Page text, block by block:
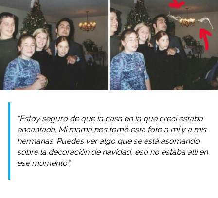
“Estoy seguro de que la casa en la que crecí estaba
encantada. Mi mamá nos tomó esta foto a mí y a mis
hermanas. Puedes ver algo que se está asomando
sobre la decoración de navidad, eso no estaba allí en
ese momento”.